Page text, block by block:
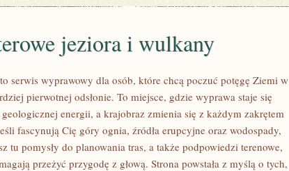
jeziora i wulkany
serwis wyprawowy dla osób, które chcą poczuć potęgę Ziemi w
pierwotnej odsłonie. To miejsce, gdzie wyprawa staje się
energii, a krajobraz zmienia się z każdym zakrętem
fascynują Cię góry ognia, źródła erupcyjne oraz wodospady,
tu pomysły do planowania tras, a także podpowiedzi terenowe,
przeżyć przygodę z głową. Strona powstała z myślą o tych,